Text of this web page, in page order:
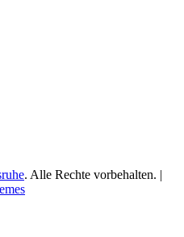
. Alle Rechte vorbehalten. |